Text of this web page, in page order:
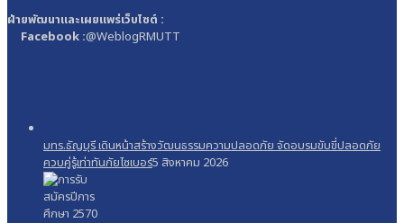
ฝ่ายพัฒนาและเผยแพร่เว็บไซต์ :
Facebook :@WeblogRMUTT
มทร.ธัญบุรี เดินหน้าสร้างวัฒนธรรมความปลอดภัย จัดอบรมขับขี่ปลอดภัย
ควบคู่รู้เท่าทันภัยไซเบอร์5 สิงหาคม 2026